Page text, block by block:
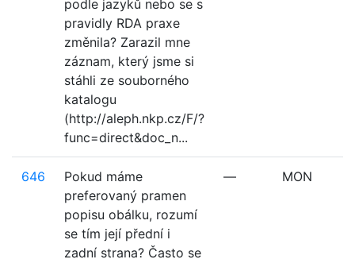
podle jazyků nebo se s
pravidly RDA praxe
změnila? Zarazil mne
záznam, který jsme si
stáhli ze souborného
katalogu
(http://aleph.nkp.cz/F/?
func=direct&doc_n...
646
Pokud máme
preferovaný pramen
popisu obálku, rozumí
se tím její přední i
zadní strana? Často se
— MON